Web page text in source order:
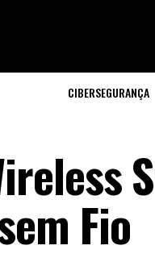
CIBERSEGURANÇA
Fio